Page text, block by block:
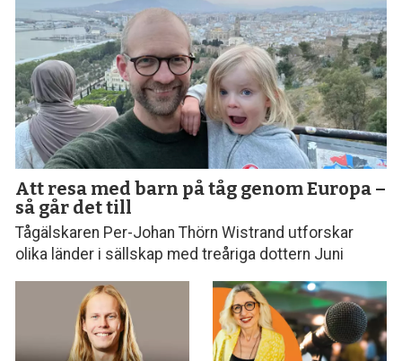
Att resa med barn på tåg genom Europa –
så går det till
Tågälskaren Per-Johan Thörn Wistrand utforskar
olika länder i sällskap med treåriga dottern Juni